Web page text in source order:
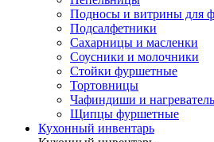
Подносы и витрины для
Подсалфетники
Сахарницы и масленки
Соусники и молочники
Стойки фуршетные
Тортовницы
Чафиндиши и
Щипцы фуршетные
Кухонный инвентарь